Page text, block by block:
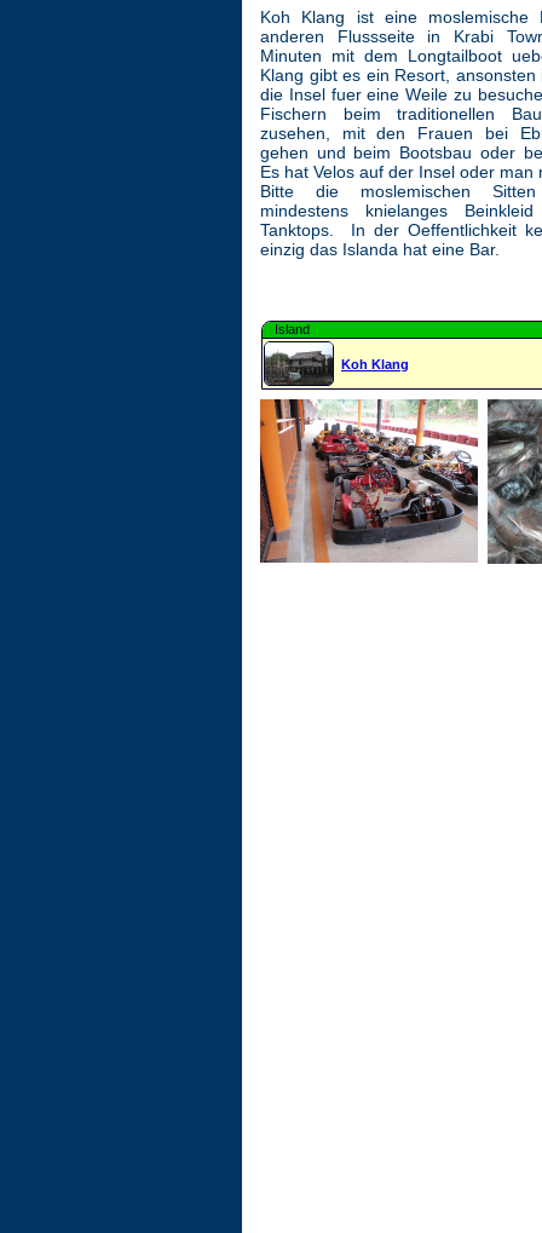
Koh Klang ist eine moslemische
anderen Flussseite in Krabi
Minuten mit dem Longtailboot
Klang gibt es ein Resort,
die Insel fuer eine Weile zu
Fischern beim traditionellen
zusehen, mit den Frauen bei
gehen und beim Bootsbau oder
Es hat Velos auf der Insel oder man
Bitte die moslemischen
mindestens knielanges
Tanktops. In der Oeffentlichkeit
einzig das Islanda hat eine Bar.
Island
Koh Klang